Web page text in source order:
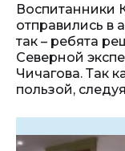
Воспитанники
отправились в
так – ребята
Северной
Чичагова. Так
пользой,